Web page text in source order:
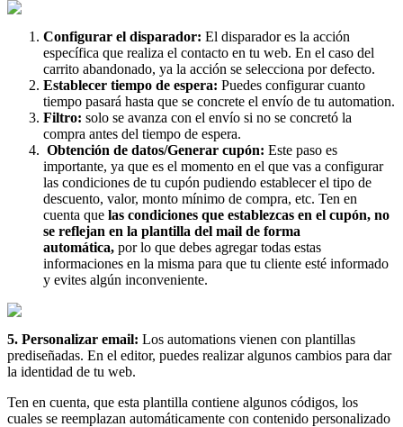
Configurar el disparador: El disparador es la acción
específica que realiza el contacto en tu web. En el caso del
carrito abandonado, ya la acción se selecciona por defecto.
Establecer tiempo de espera: Puedes configurar cuanto
tiempo pasará hasta que se concrete el envío de tu automation.
Filtro: solo se avanza con el envío si no se concretó la
compra antes del tiempo de espera.
Obtención de datos/Generar cupón: Este paso es
importante, ya que es el momento en el que vas a configurar
las condiciones de tu cupón pudiendo establecer el tipo de
descuento, valor, monto mínimo de compra, etc. Ten en
cuenta que las condiciones que establezcas en el cupón, no
se reflejan en la plantilla del mail de forma
automática, por lo que debes agregar todas estas
informaciones en la misma para que tu cliente esté informado
y evites algún inconveniente.
5. Personalizar email: Los automations vienen con plantillas
prediseñadas. En el editor, puedes realizar algunos cambios para dar
la identidad de tu web.
Ten en cuenta, que esta plantilla contiene algunos códigos, los
cuales se reemplazan automáticamente con contenido personalizado